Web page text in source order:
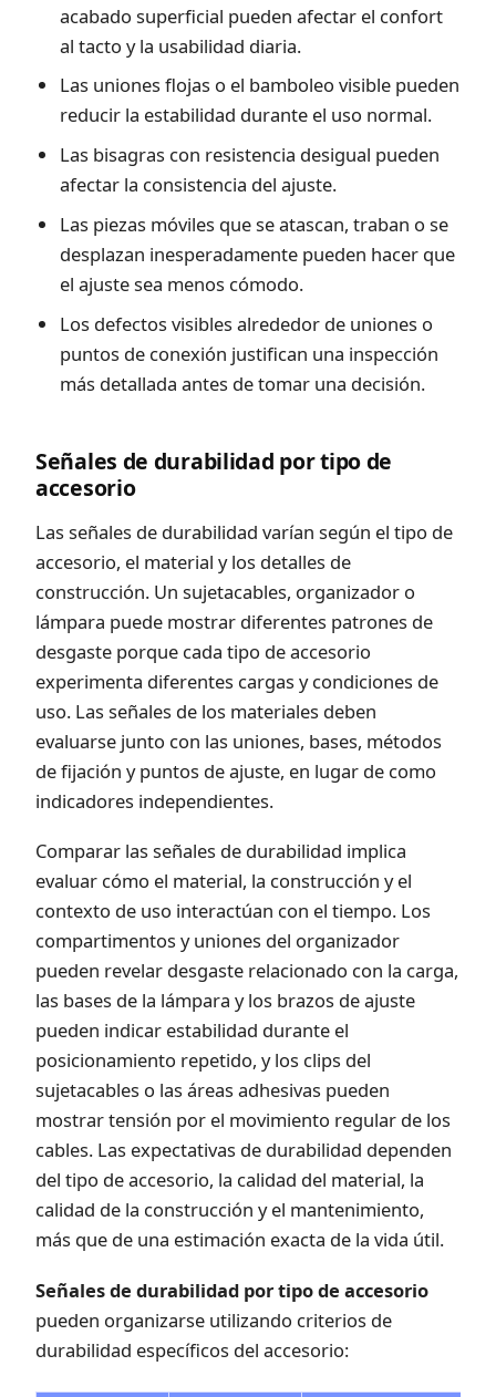
acabado superficial pueden afectar el confort
al tacto y la usabilidad diaria.
Las uniones flojas o el bamboleo visible pueden
reducir la estabilidad durante el uso normal.
Las bisagras con resistencia desigual pueden
afectar la consistencia del ajuste.
Las piezas móviles que se atascan, traban o se
desplazan inesperadamente pueden hacer que
el ajuste sea menos cómodo.
Los defectos visibles alrededor de uniones o
puntos de conexión justifican una inspección
más detallada antes de tomar una decisión.
Señales de durabilidad por tipo de
accesorio
Las señales de durabilidad varían según el tipo de
accesorio, el material y los detalles de
construcción. Un sujetacables, organizador o
lámpara puede mostrar diferentes patrones de
desgaste porque cada tipo de accesorio
experimenta diferentes cargas y condiciones de
uso. Las señales de los materiales deben
evaluarse junto con las uniones, bases, métodos
de fijación y puntos de ajuste, en lugar de como
indicadores independientes.
Comparar las señales de durabilidad implica
evaluar cómo el material, la construcción y el
contexto de uso interactúan con el tiempo. Los
compartimentos y uniones del organizador
pueden revelar desgaste relacionado con la carga,
las bases de la lámpara y los brazos de ajuste
pueden indicar estabilidad durante el
posicionamiento repetido, y los clips del
sujetacables o las áreas adhesivas pueden
mostrar tensión por el movimiento regular de los
cables. Las expectativas de durabilidad dependen
del tipo de accesorio, la calidad del material, la
calidad de la construcción y el mantenimiento,
más que de una estimación exacta de la vida útil.
Señales de durabilidad por tipo de accesorio
pueden organizarse utilizando criterios de
durabilidad específicos del accesorio: